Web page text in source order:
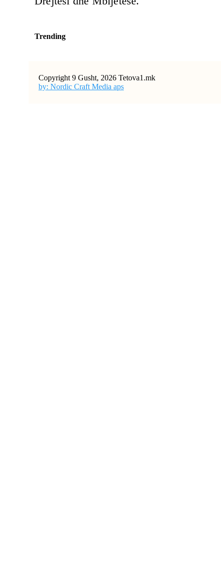
Trending
Copyright 9 Gusht, 2026 Tetova1.mk
by: Nordic Craft Media aps